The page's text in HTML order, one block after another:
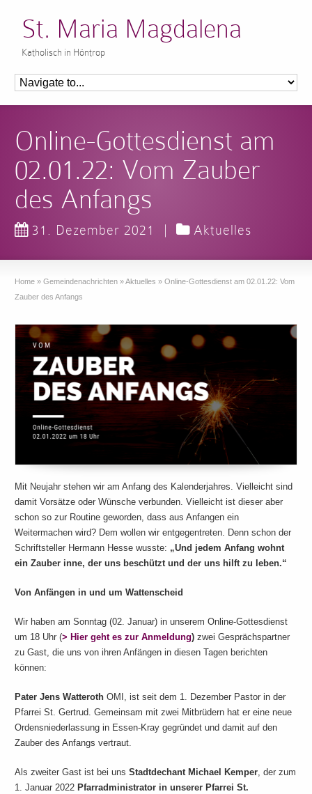
St. Maria Magdalena
Katholisch in Höntrop
Online-Gottesdienst am
02.01.22: Vom Zauber
des Anfangs
31. Dezember 2021 | Aktuelles
Home » Gemeindenachrichten »Aktuelles » Online-Gottesdienst am 02.01.22: Vom
Zauber des Anfangs
Mit Neujahr stehen wir am Anfang des Kalenderjahres. Vielleicht sind
damit Vorsätze oder Wünsche verbunden. Vielleicht ist dieser aber
schon so zur Routine geworden, dass aus Anfangen ein
Weitermachen wird? Dem wollen wir entgegentreten. Denn schon der
Schriftsteller Hermann Hesse wusste: „Und jedem Anfang wohnt
ein Zauber inne, der uns beschützt und der uns hilft zu leben.“
Von Anfängen in und um Wattenscheid
Wir haben am Sonntag (02. Januar) in unserem Online-Gottesdienst
um 18 Uhr (> Hier geht es zur Anmeldung) zwei Gesprächspartner
zu Gast, die uns von ihren Anfängen in diesen Tagen berichten
können:
Pater Jens Watteroth OMI, ist seit dem 1. Dezember Pastor in der
Pfarrei St. Gertrud. Gemeinsam mit zwei Mitbrüdern hat er eine neue
Ordensniederlassung in Essen-Kray gegründet und damit auf den
Zauber des Anfangs vertraut.
Als zweiter Gast ist bei unsStadtdechant Michael Kemper, der zum
1. Januar 2022 Pfarradministrator in unserer Pfarrei St.